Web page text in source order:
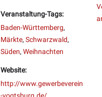
Veranstaltung-Tags:
Baden-Württemberg,
Märkte, Schwarzwald,
Süden, Weihnachten
Website:
http://www.gewerbeverein